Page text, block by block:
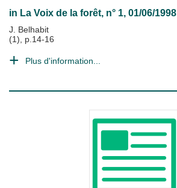
in La Voix de la forêt, n° 1, 01/06/1998
J. Belhabit
(1), p.14-16
Plus d'information...